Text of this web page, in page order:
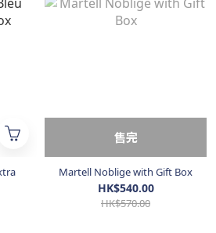
售完
Martell Noblige with Gift Box
HK$540.00
HK$570.00